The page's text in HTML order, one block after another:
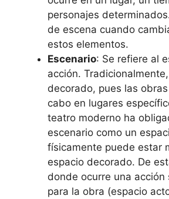
personajes
de escena cuando
estos elementos.
Escenario: Se refiere al
acción.
decorado, pues las
cabo en lugares
teatro moderno ha
escenario como un
físicamente puede estar
espacio decorado. De
donde ocurre una acción
para la obra (espacio